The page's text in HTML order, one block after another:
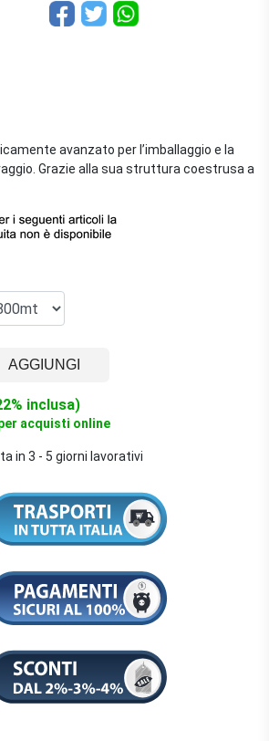
avanzato per l’imballaggio e la
Grazie alla sua struttura coestrusa a
una maggiore resistenza
AGGIUNGI
inclusa)
acquisti online
in 3 - 5 giorni lavorativi